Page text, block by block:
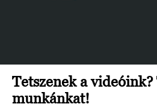
Tetszenek a videóink?
munkánkat!